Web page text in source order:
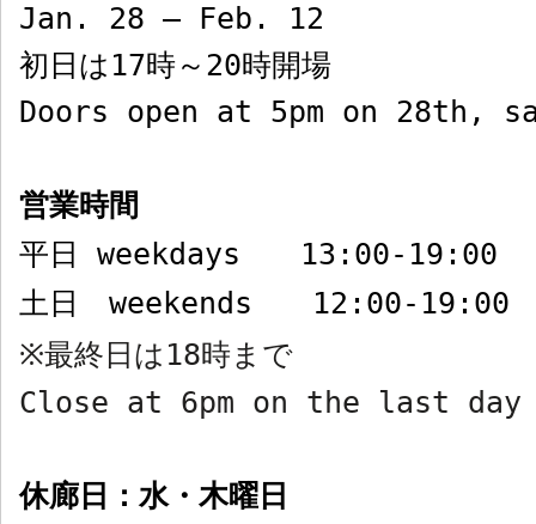
Jan. 28 – Feb. 12
初日は 17時～ 20時開場
Doors open at 5pm on 28th,
営業時間
平日 weekdays
13:00-19:00
土日 weekends 12:00-19:00
※最終日は 18時まで
Close at 6pm on the last day
休廊日：水・木曜日